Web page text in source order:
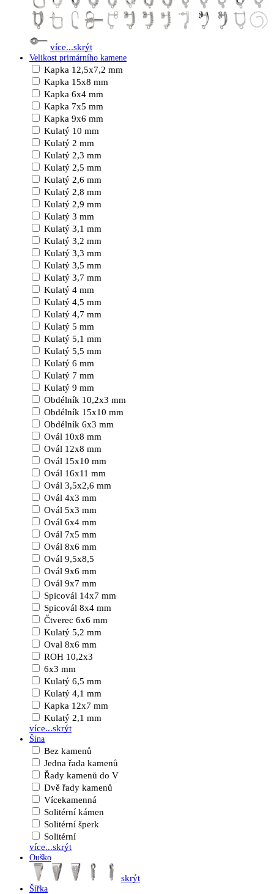
více...skrýt
Velikost primárního kamene
Kapka 12,5x7,2 mm
Kapka 15x8 mm
Kapka 6x4 mm
Kapka 7x5 mm
Kapka 9x6 mm
Kulatý 10 mm
Kulatý 2 mm
Kulatý 2,3 mm
Kulatý 2,5 mm
Kulatý 2,6 mm
Kulatý 2,8 mm
Kulatý 2,9 mm
Kulatý 3 mm
Kulatý 3,1 mm
Kulatý 3,2 mm
Kulatý 3,3 mm
Kulatý 3,5 mm
Kulatý 3,7 mm
Kulatý 4 mm
Kulatý 4,5 mm
Kulatý 4,7 mm
Kulatý 5 mm
Kulatý 5,1 mm
Kulatý 5,5 mm
Kulatý 6 mm
Kulatý 7 mm
Kulatý 9 mm
Obdélník 10,2x3 mm
Obdélník 15x10 mm
Obdélník 6x3 mm
Ovál 10x8 mm
Ovál 12x8 mm
Ovál 15x10 mm
Ovál 16x11 mm
Ovál 3,5x2,6 mm
Ovál 4x3 mm
Ovál 5x3 mm
Ovál 6x4 mm
Ovál 7x5 mm
Ovál 8x6 mm
Ovál 9,5x8,5
Ovál 9x6 mm
Ovál 9x7 mm
Spicovál 14x7 mm
Spicovál 8x4 mm
Čtverec 6x6 mm
Kulatý 5,2 mm
Oval 8x6 mm
ROH 10,2x3
6x3 mm
Kulatý 6,5 mm
Kulatý 4,1 mm
Kapka 12x7 mm
Kulatý 2,1 mm
více...skrýt
Šína
Bez kamenů
Jedna řada kamenů
Řady kamenů do V
Dvě řady kamenů
Vícekamenná
Solitérní kámen
Solitérní šperk
Solitérní
více...skrýt
Ouško
skrýt
Šířka